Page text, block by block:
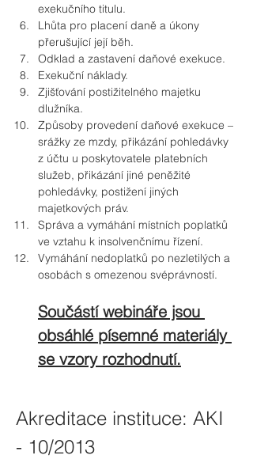
exekučního titulu.
Lhůta pro placení daně a úkony
přerušující její běh.
Odklad a zastavení daňové exekuce.
Exekuční náklady.
Zjišťování postižitelného majetku
dlužníka.
Způsoby provedení daňové exekuce –
srážky ze mzdy, přikázání pohledávky
z účtu u poskytovatele platebních
služeb, přikázání jiné peněžité
pohledávky, postižení jiných
majetkových práv.
Správa a vymáhání místních poplatků
ve vztahu k insolvenčnímu řízení.
Vymáhání nedoplatků po nezletilých a
osobách s omezenou svéprávností.
Součástí webináře jsou
obsáhlé písemné materiály
se vzory rozhodnutí.
Akreditace instituce: AKI
- 10/2013